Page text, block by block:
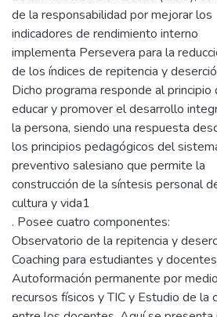
de la responsabilidad por mejorar los
indicadores de rendimiento interno
implementa Persevera para la
de los índices de repitencia y
Dicho programa responde al principio
educar y promover el desarrollo
la persona, siendo una respuesta
los principios pedagógicos del
preventivo salesiano que permite la
construcción de la síntesis personal
cultura y vida1
. Posee cuatro componentes:
Observatorio de la repitencia y
Coaching para estudiantes y
Autoformación permanente por
recursos físicos y TIC y Estudio de la